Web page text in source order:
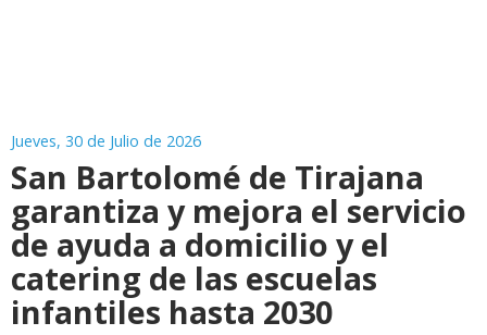
Jueves, 30 de Julio de 2026
San Bartolomé de Tirajana
garantiza y mejora el servicio
de ayuda a domicilio y el
catering de las escuelas
infantiles hasta 2030